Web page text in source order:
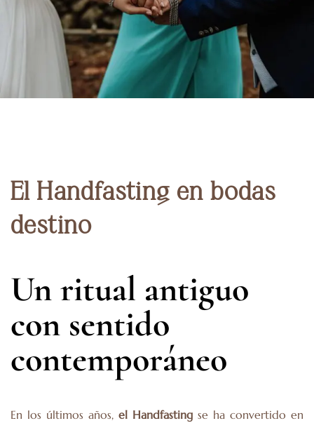
El Handfasting en bodas
destino
Un ritual antiguo
con sentido
contemporáneo
En los últimos años, el Handfasting se ha convertido en